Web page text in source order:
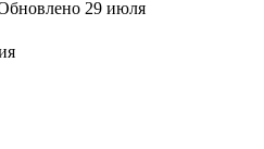
29 июля